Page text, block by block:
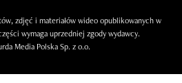
zdjęć i materiałów wideo opublikowanych w
wymaga uprzedniej zgody wydawcy.
Media Polska Sp. z o.o.